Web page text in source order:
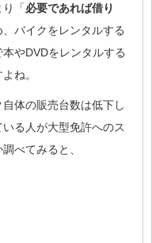
「必要であれば借り
バイクをレンタルする
やDVDをレンタルする
ね。
体の販売台数は低下し
る人が大型免許へのス
べてみると、